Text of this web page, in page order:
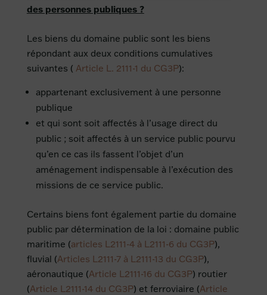
des personnes publiques ?
Les biens du domaine public sont les biens
répondant aux deux conditions cumulatives
suivantes ( Article L. 2111-1 du CG3P):
appartenant exclusivement à une personne
publique
et qui sont soit affectés à l’usage direct du
public ; soit affectés à un service public pourvu
qu’en ce cas ils fassent l’objet d’un
aménagement indispensable à l’exécution des
missions de ce service public.
Certains biens font également partie du domaine
public par détermination de la loi : domaine public
maritime (articles L2111-4 à L2111-6 du CG3P),
fluvial (Articles L2111-7 à L2111-13 du CG3P),
aéronautique (Article L2111-16 du CG3P) routier
(Article L2111-14 du CG3P) et ferroviaire (Article